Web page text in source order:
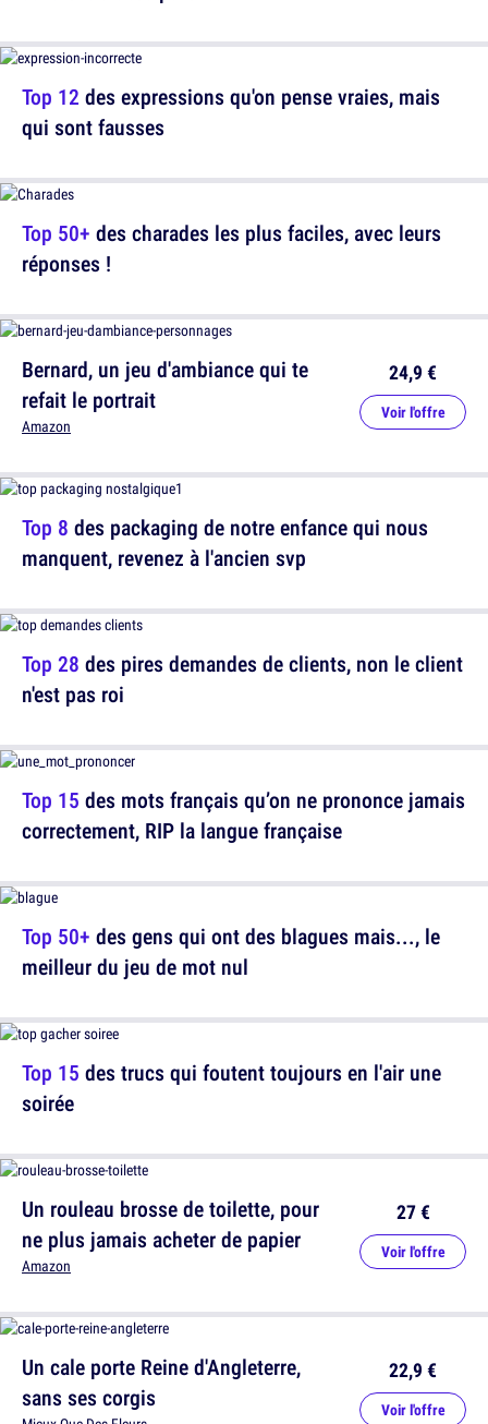
Top 50+ des charades les plus faciles, avec leurs
réponses !
Top 8 des packaging de notre enfance qui nous
manquent, revenez à l'ancien svp
Top 15 des mots français qu’on ne prononce jamais
correctement, RIP la langue française
Top 15 des trucs qui foutent toujours en l'air une
soirée
Un cale porte Reine d'Angleterre,
sans ses corgis
22,9 €
Voir l'offre
Top 12 des expressions qu'on pense vraies, mais
qui sont fausses
Bernard, un jeu d'ambiance qui te
refait le portrait
Amazon
24,9 €
Voir l'offre
Top 28 des pires demandes de clients, non le client
n'est pas roi
Top 50+ des gens qui ont des blagues mais..., le
meilleur du jeu de mot nul
Un rouleau brosse de toilette, pour
ne plus jamais acheter de papier
Amazon
27 €
Voir l'offre